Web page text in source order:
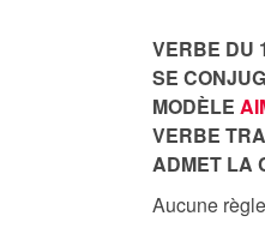
VERBE DU
SE
MODÈLE
VERBE
ADMET LA
Aucune